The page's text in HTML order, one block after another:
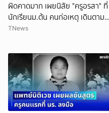
ผิดคาดมาก เผยนิสัย "ครูอรสา" ที่
นักเรียนม.ต้น คนก่อเหตุ เดินตาม
หา
TNews